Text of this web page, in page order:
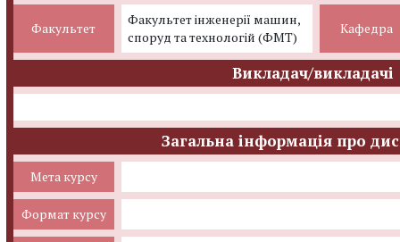
Факультет
Факультет інженерії машин,
споруд та технологій (ФМТ)
Кафедра
Викладач/викладачі
Загальна інформація про
Мета курсу
Формат курсу